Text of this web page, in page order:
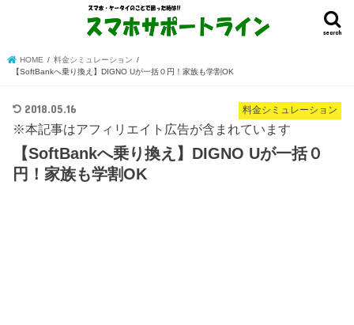
search
HOME
料金シミュレーション
【SoftBankへ乗り換え】DIGNO Uが一括０円！家族も学割OK
料金シミュレーション
2018.05.16
※本記事はアフィリエイト広告が含まれています
【SoftBankへ乗り換え】DIGNO Uが一括０
円！家族も学割OK